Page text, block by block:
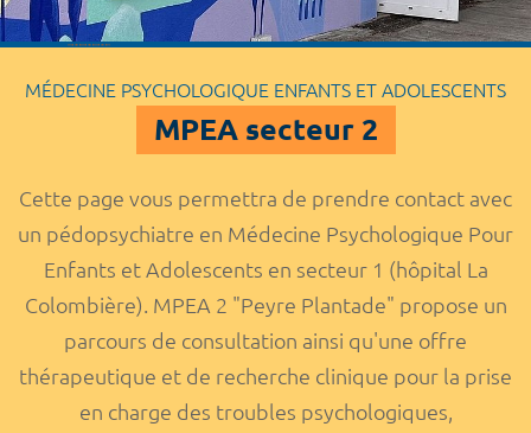
MÉDECINE PSYCHOLOGIQUE ENFANTS ET ADOLESCENTS
MPEA secteur 2
Cette page vous permettra de prendre contact avec
un pédopsychiatre en Médecine Psychologique Pour
Enfants et Adolescents en secteur 1 (hôpital La
Colombière). MPEA 2 "Peyre Plantade" propose un
parcours de consultation ainsi qu'une offre
thérapeutique et de recherche clinique pour la prise
en charge des troubles psychologiques,